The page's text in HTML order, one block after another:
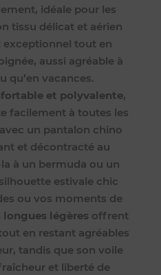
idéale pour les
tissu délicat et aérien
tout en
aussi agréable à
qu’en vacances.
et polyvalente,
facilement à toutes les
un pantalon chino
et décontracté au
à un bermuda ou un
estivale chic
ou vos moments de
longues légères offrent
en restant agréables
tandis que son voile
et liberté de